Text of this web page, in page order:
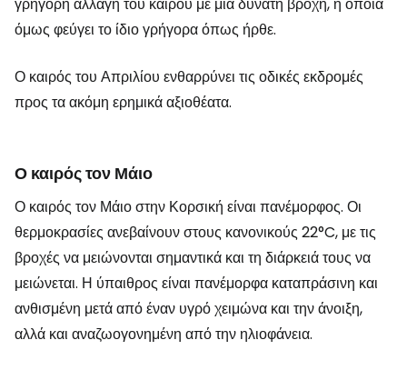
όμως φεύγει το ίδιο γρήγορα όπως ήρθε.
Ο καιρός του Απριλίου ενθαρρύνει τις οδικές εκδρομές
προς τα ακόμη ερημικά αξιοθέατα.
Ο καιρός τον Μάιο
Ο καιρός τον Μάιο στην Κορσική είναι πανέμορφος. Οι
θερμοκρασίες ανεβαίνουν στους κανονικούς 22°C, με τις
βροχές να μειώνονται σημαντικά και τη διάρκειά τους να
μειώνεται. Η ύπαιθρος είναι πανέμορφα καταπράσινη και
ανθισμένη μετά από έναν υγρό χειμώνα και την άνοιξη,
αλλά και αναζωογονημένη από την ηλιοφάνεια.